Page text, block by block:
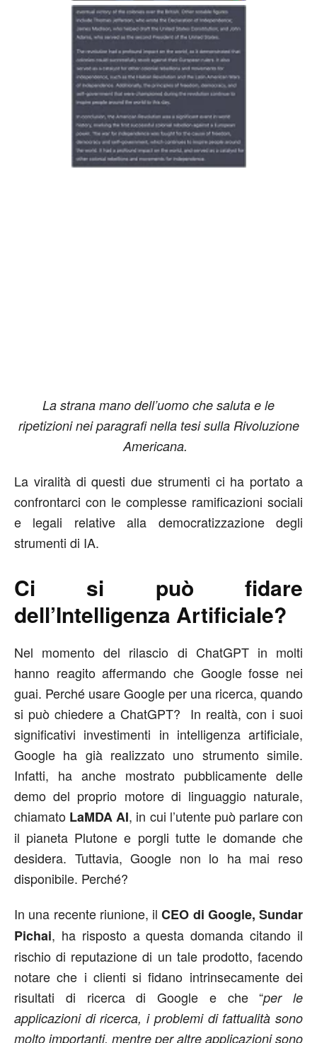
La strana mano dell’uomo che saluta e le
ripetizioni nei paragrafi nella tesi sulla Rivoluzione
Americana.
La viralità di questi due strumenti ci ha portato a
confrontarci con le complesse ramificazioni sociali
e legali relative alla democratizzazione degli
strumenti di IA.
Ci si può fidare
dell’Intelligenza Artificiale?
Nel momento del rilascio di ChatGPT in molti
hanno reagito affermando che Google fosse nei
guai. Perché usare Google per una ricerca, quando
si può chiedere a ChatGPT? In realtà, con i suoi
significativi investimenti in intelligenza artificiale,
Google ha già realizzato uno strumento simile.
Infatti, ha anche mostrato pubblicamente delle
demo del proprio motore di linguaggio naturale,
chiamato LaMDA AI, in cui l’utente può parlare con
il pianeta Plutone e porgli tutte le domande che
desidera. Tuttavia, Google non lo ha mai reso
disponibile. Perché?
In una recente riunione, ilCEO di Google, Sundar
Pichai, ha risposto a questa domanda citando il
rischio di reputazione di un tale prodotto, facendo
notare che i clienti si fidano intrinsecamente dei
risultati di ricerca di Google e che “per le
applicazioni di ricerca, i problemi di fattualità sono
molto importanti, mentre per altre applicazioni sono